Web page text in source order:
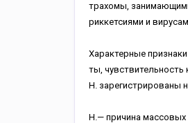
трахомы,
риккетсиями и
Характерные
ты,
Н. зарегистрированы
Н.— причина массовых